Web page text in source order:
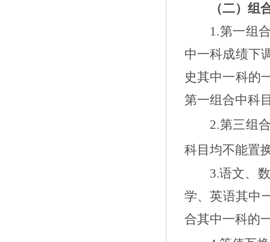
（二）组
1.第一组
中一科成绩下
史其中一科的
第一组合中科
2.第三组
科目均不能置
3.语文、 数
学、英语其中
合其中一科的